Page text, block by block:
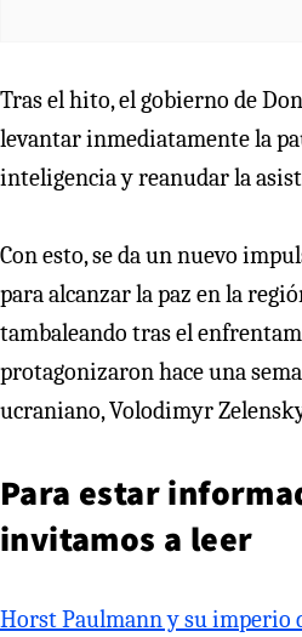
Tras el hito, el gobierno de
levantar inmediatamente la
inteligencia y reanudar la
Con esto, se da un nuevo
para alcanzar la paz en la
tambaleando tras el
protagonizaron hace una
ucraniano, Volodimyr
Para estar
invitamos a leer
Horst Paulmann y su imperio